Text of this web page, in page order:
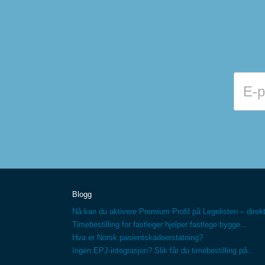
Blogg
Nå kan du aktivere Premium Profil på Legelisten –
Timebestilling for fastleger hjelper fastlege bygge...
Hva er Norsk pasientskadeerstatning?
Ingen EPJ-integrasjon? Slik får du timebestilling på...